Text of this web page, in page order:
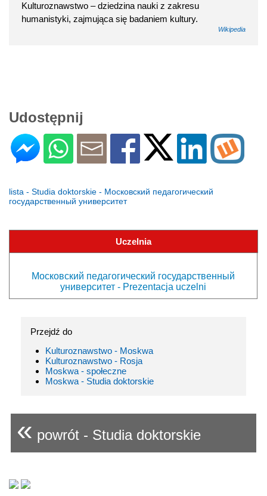
Kulturoznawstwo – dziedzina nauki z zakresu
humanistyki, zajmująca się badaniem kultury.
Wikipedia
Udostępnij
lista - Studia doktorskie - Московский педагогический
государственный университет
Uczelnia
Московский педагогический государственный
университет - Prezentacja uczelni
Przejdź do
Kulturoznawstwo - Moskwa
Kulturoznawstwo - Rosja
Moskwa - społeczne
Moskwa - Studia doktorskie
« powrót - Studia doktorskie